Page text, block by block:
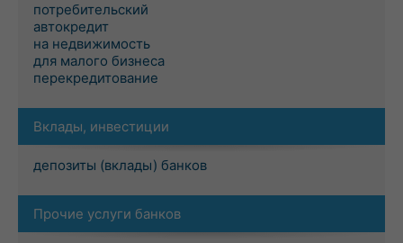
потребительский
автокредит
на недвижимость
для малого бизнеса
перекредитование
Вклады, инвестиции
депозиты (вклады) банков
Прочие услуги банков